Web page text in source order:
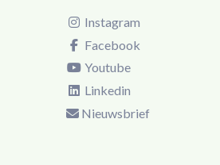
Instagram
Facebook
Youtube
Linkedin
Nieuwsbrief